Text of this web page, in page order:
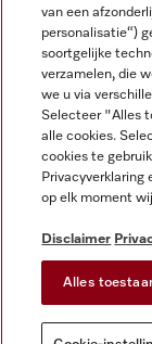
Disclaimer
Algemene
Privacybeleid
Digital Services Act
Cookie-instellingen
van een
personalisatie“)
soortgelijke
verzamelen, die
we u via
Selecteer "Alles
alle cookies.
cookies te
Privacyverklaring
op elk moment
Disclaimer
Alles